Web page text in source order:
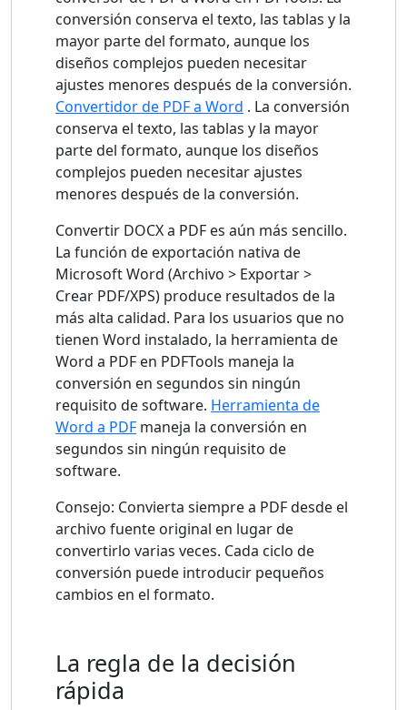
conversión conserva el texto, las tablas y la
mayor parte del formato, aunque los
diseños complejos pueden necesitar
ajustes menores después de la conversión.
Convertidor de PDF a Word . La conversión
conserva el texto, las tablas y la mayor
parte del formato, aunque los diseños
complejos pueden necesitar ajustes
menores después de la conversión.
Convertir DOCX a PDF es aún más sencillo.
La función de exportación nativa de
Microsoft Word (Archivo > Exportar >
Crear PDF/XPS) produce resultados de la
más alta calidad. Para los usuarios que no
tienen Word instalado, la herramienta de
Word a PDF en PDFTools maneja la
conversión en segundos sin ningún
requisito de software. Herramienta de
Word a PDF maneja la conversión en
segundos sin ningún requisito de
software.
Consejo: Convierta siempre a PDF desde el
archivo fuente original en lugar de
convertirlo varias veces. Cada ciclo de
conversión puede introducir pequeños
cambios en el formato.
La regla de la decisión
rápida